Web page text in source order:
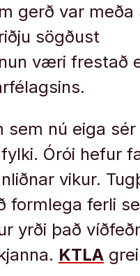
gerð var meða
sögðust
væri frestað
nú eiga sér
Órói hefur
vikur.
formlega ferli
yrði það
KTLA